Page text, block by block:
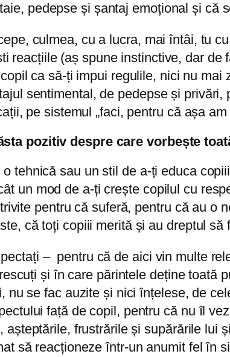
pedepse și șantaj emoțional și că
culmea, cu a lucra, mai întâi, tu
reacțiile (aș spune instinctive, dar
ca să-ți impui regulile, nici nu
sentimental, de pedepse și
pe sistemul „faci, pentru că așa
pozitiv despre care vorbește
tehnică sau un stil de a-ți educa
un mod de a-ți crește copilul cu
pentru că suferă, pentru că au o
că toți copiii merită și au dreptul
– pentru că de aici vin multe
și în care părintele deține toată
nu se fac auzite și nici înțelese, de
față de copil, pentru că nu îl
așteptările, frustrările și supărările lui
să reacționeze într-un anumit fel în